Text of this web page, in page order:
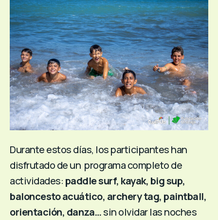
Durante estos días, los participantes han
disfrutado de un programa completo de
actividades: paddle surf, kayak, big sup,
baloncesto acuático, archery tag, paintball,
orientación, danza…sin olvidar las noches